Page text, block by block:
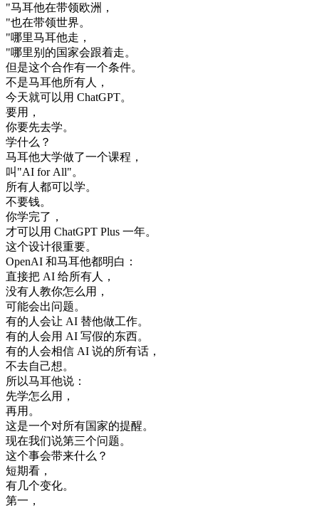
"马耳他在带领欧洲 ，
"也在带领世界。
"哪里马耳他走 ，
"哪里别的国家会跟着走。
但是这个合作有一个条件。
不是马耳他所有人 ，
今天就可以用 ChatGPT。
要用 ，
你要先去学。
学什么 ？
马耳他大学做了一个课程 ，
叫 "AI for All"。
所有人都可以学。
不要钱。
你学完了 ，
才可以用 ChatGPT Plus 一年。
这个设计很重要。
OpenAI 和马耳他都明白 ：
直接把 AI 给所有人 ，
没有人教你怎么用 ，
可能会出问题。
有的人会让 AI 替他做工作。
有的人会用 AI 写假的东西。
有的人会相信 AI 说的所有话 ，
不去自己想。
所以马耳他说 ：
先学怎么用 ，
再用 。
这是一个对所有国家的提醒。
现在我们说第三个问题。
这个事会带来什么 ？
短期看 ，
有几个变化。
第一 ，